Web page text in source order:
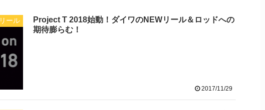
リール
Project T 2018始動！ダイワのNEWリール＆ロッドへの
期待膨らむ！
2017/11/29